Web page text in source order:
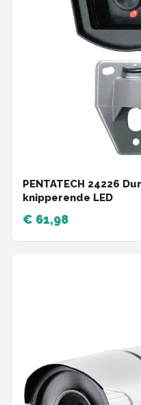
PENTATECH 24226
knipperende LED
€ 61,98